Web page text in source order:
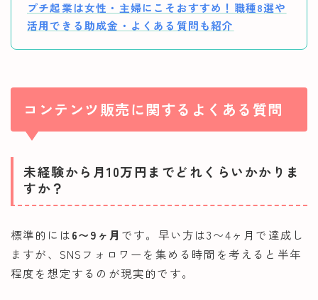
プチ起業は女性・主婦にこそおすすめ！職種8選や
活用できる助成金・よくある質問も紹介
コンテンツ販売に関するよくある質問
未経験から月10万円までどれくらいかかりま
すか？
標準的には6〜9ヶ月 です。早い方は3〜4ヶ月で達成し
ますが、SNSフォロワーを集める時間を考えると半年
程度を想定するのが現実的です。